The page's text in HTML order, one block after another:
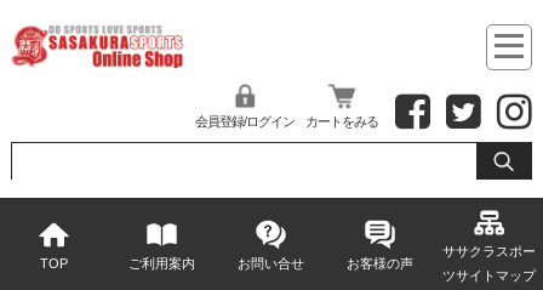
会員登録/ログイン カートをみる
TOP ご利用案内 お問い合せ お客様の声
ササクラスポー
ツサイトマップ